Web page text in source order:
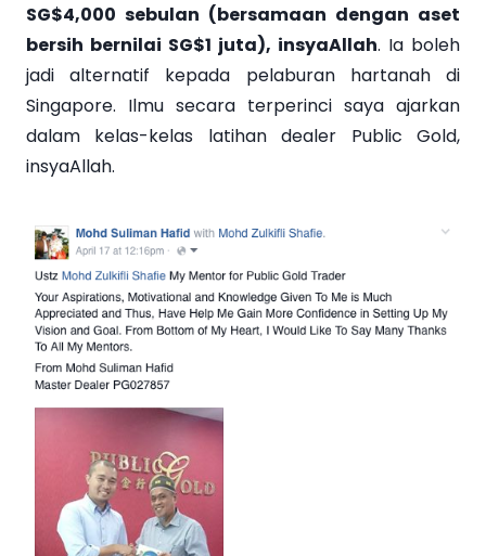
SG$4,000 sebulan (bersamaan dengan aset
bersih bernilai SG$1 juta), insyaAllah. Ia boleh
jadi alternatif kepada pelaburan hartanah di
Singapore. Ilmu secara terperinci saya ajarkan
dalam kelas-kelas latihan dealer Public Gold,
insyaAllah.